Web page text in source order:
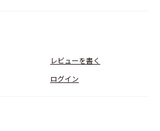
レビューを書く
ログイン